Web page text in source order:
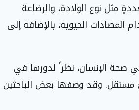
مثل نوع الولادة، والرضاعة
المضادات الحيوية، بالإضافة إلى
في صحة الإنسان، نظراً لدورها في
مستقل. وقد وصفها بعض الباحثين